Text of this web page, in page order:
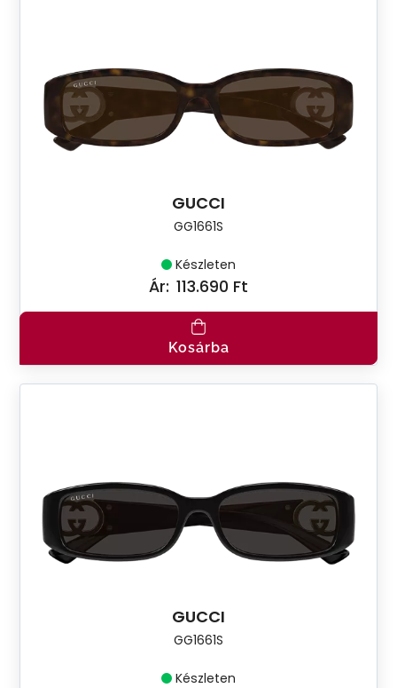
GUCCI
GG1661S
Készleten
Ár: 113.690 Ft
Kosárba
GUCCI
GG1661S
Készleten